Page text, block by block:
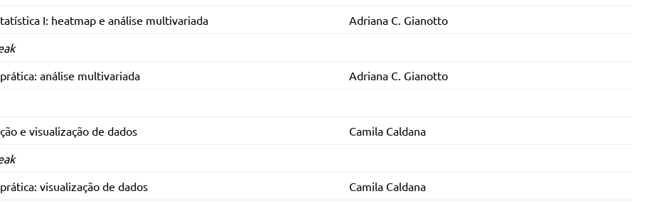
I: heatmap e análise multivariada
Adriana C. Gianotto
análise multivariada
Adriana C. Gianotto
e visualização de dados
Camila Caldana
visualização de dados
Camila Caldana